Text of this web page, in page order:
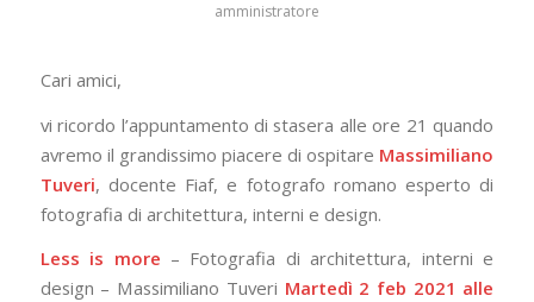
amministratore
Cari amici,
vi ricordo l’appuntamento di stasera alle ore 21 quando
avremo il grandissimo piacere di ospitare Massimiliano
Tuveri, docente Fiaf, e fotografo romano esperto di
fotografia di architettura, interni e design.
Less is more – Fotografia di architettura, interni e
design – Massimiliano Tuveri Martedì 2 feb 2021 alle